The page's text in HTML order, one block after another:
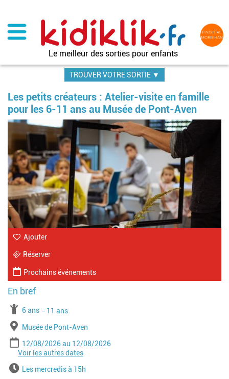
contenu
principal
Le meilleur des sorties pour enfants
TROUVER VOTRE SORTIE ▼
Les petits créateurs : Atelier-visite en famille
pour les 6-11 ans au Musée de Pont-Aven
Ajouter
Réserver
Prochains événements
À partir de
6 ans Jusqu'à l'age de
11 ans
Lieu
Musée de Pont-Aven
Période
Date de début
12/08/2026 Date de fin
12/08/2026
Date de début
19/08/2026 Date de fin
19/08/2026
Date de début
21/10/2026 Date de fin
21/10/2026
Voir les autres dates
HorairesLes mercredis à 15h